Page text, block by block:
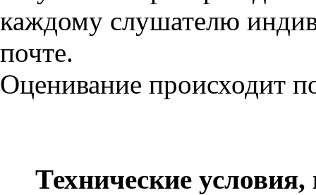
каждому слушателю
почте.
Оценивание
Технические